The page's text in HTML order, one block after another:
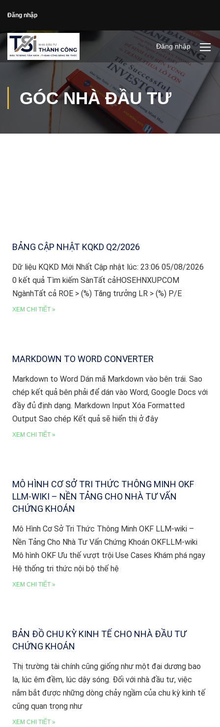
Đăng nhập
Đăng nhập
GÓC NHÀ ĐẦU TƯ
BẢNG CẬP NHẬT KQKD Q2/2026
Dữ liệu KQKD Mới Nhất Cập nhật lúc: 23:06 05/08/2026
0 kết quả Tìm kiếm SànTất cảHOSEHNXUPCOM
NgànhTất cả ROE > (%) Tăng trưởng LR > (%) P/E
XEM CHI TIẾT »
MARKDOWN TO WORD CONVERTER
Markdown to Word Dán mã Markdown vào bên trái. Sao
chép kết quả bên phải để dán vào Word, Google Docs với
đầy đủ định dạng. Markdown Input Xóa Formatted
Output Sao chép Kết quả sẽ hiển thị ở đây
XEM CHI TIẾT »
MÔ HÌNH CƠ SỞ TRI THỨC THÔNG MINH OKF
LLM-WIKI – NỀN TẢNG CHO NHÀ TƯ VẤN
CHỨNG KHOÁN
Mô Hình Cơ Sở Tri Thức Thông Minh OKF LLM-wiki –
Nền Tảng Cho Nhà Tư Vấn Chứng Khoán OKFLLM-wiki
Mô hình OKF Ưu thế vượt trội Use Cases Khám phá ngay
Hệ thống tri thức nội bộ thế hệ
XEM CHI TIẾT »
BẢN ĐỒ CHU KỲ KINH TẾ CHO NHÀ ĐẦU TƯ
CHỨNG KHOÁN
Thị trường tài chính cũng giống như một đại dương bao
la, lúc êm đềm, lúc dậy sóng. Đối với nhà đầu tư, việc
nắm bắt được những dòng chảy ngầm của chu kỳ kinh tế
cũng quan trọng như
XEM CHI TIẾT »